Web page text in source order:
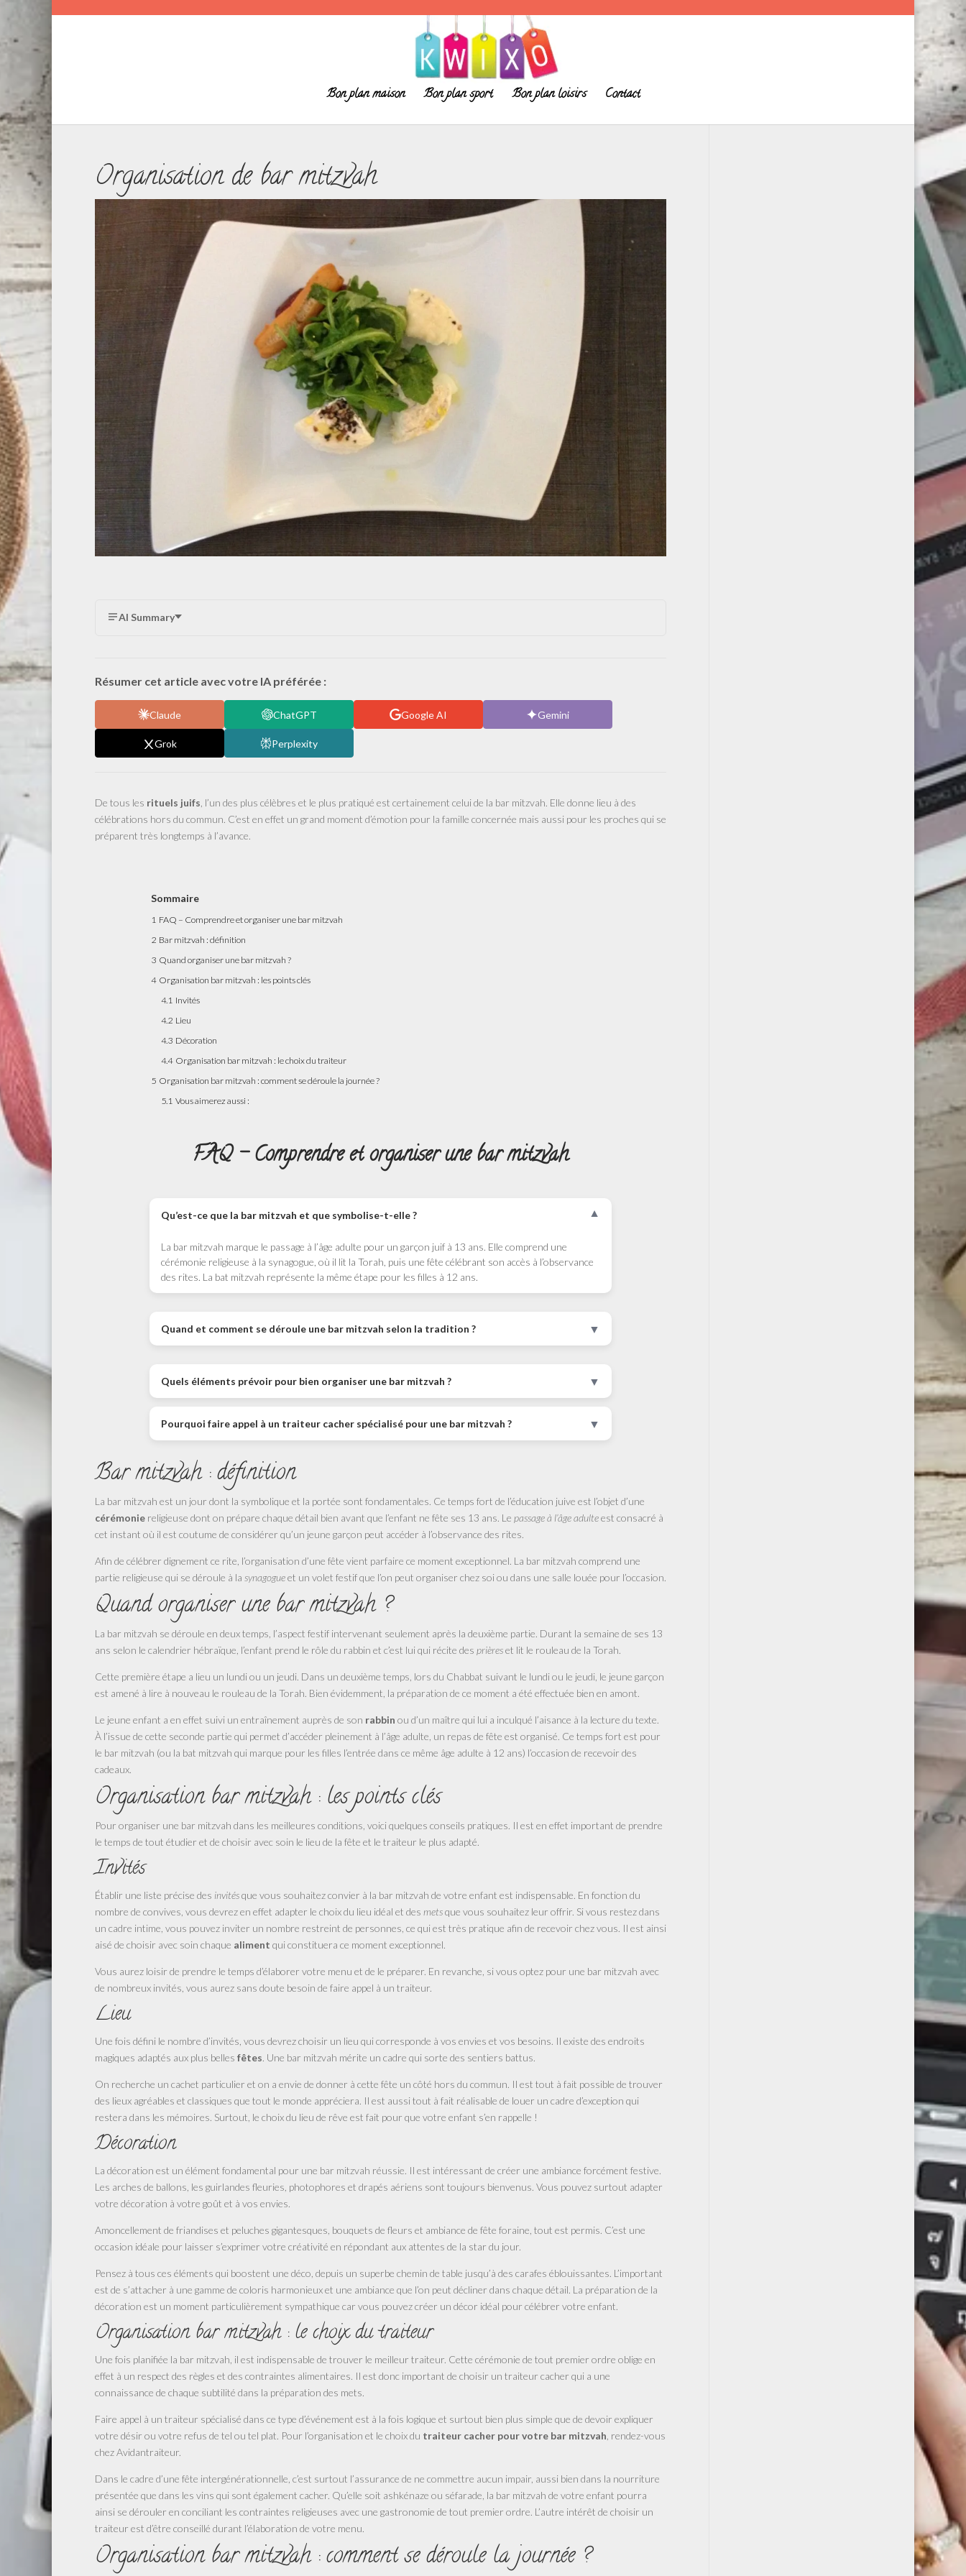
Bon plan maison Bon plan sport Bon plan loisirs Contact
Organisation de bar mitzvah
AI Summary
Résumer cet article avec votre IA préférée :
Claude ChatGPT Google AI Gemini
Grok Perplexity
De tous les rituels juifs, l’un des plus célèbres et le plus pratiqué est certainement celui de la bar mitzvah. Elle donne lieu à des
célébrations hors du commun. C’est en effet un grand moment d’émotion pour la famille concernée mais aussi pour les proches qui se
préparent très longtemps à l’avance.
Sommaire
1 FAQ – Comprendre et organiser une bar mitzvah
2 Bar mitzvah : définition
3 Quand organiser une bar mitzvah ?
4 Organisation bar mitzvah : les points clés
4.1 Invités
4.2 Lieu
4.3 Décoration
4.4 Organisation bar mitzvah : le choix du traiteur
5 Organisation bar mitzvah : comment se déroule la journée ?
5.1 Vous aimerez aussi :
FAQ – Comprendre et organiser une bar mitzvah
Qu’est-ce que la bar mitzvah et que symbolise-t-elle ? ▼
La bar mitzvah marque le passage à l’âge adulte pour un garçon juif à 13 ans. Elle comprend une
cérémonie religieuse à la synagogue, où il lit la Torah, puis une fête célébrant son accès à l’observance
des rites. La bat mitzvah représente la même étape pour les filles à 12 ans.
Quand et comment se déroule une bar mitzvah selon la tradition ? ▼
Quels éléments prévoir pour bien organiser une bar mitzvah ? ▼
Pourquoi faire appel à un traiteur cacher spécialisé pour une bar mitzvah ? ▼
Bar mitzvah : définition
La bar mitzvah est un jour dont la symbolique et la portée sont fondamentales. Ce temps fort de l’éducation juive est l’objet d’une
cérémonie religieuse dont on prépare chaque détail bien avant que l’enfant ne fête ses 13 ans. Le passage à l’âge adulteest consacré à
cet instant où il est coutume de considérer qu’un jeune garçon peut accéder à l’observance des rites.
Afin de célébrer dignement ce rite, l’organisation d’une fête vient parfaire ce moment exceptionnel. La bar mitzvah comprend une
partie religieuse qui se déroule à la synagogueet un volet festif que l’on peut organiser chez soi ou dans une salle louée pour l’occasion.
Quand organiser une bar mitzvah ?
La bar mitzvah se déroule en deux temps, l’aspect festif intervenant seulement après la deuxième partie. Durant la semaine de ses 13
ans selon le calendrier hébraïque, l’enfant prend le rôle du rabbin et c’est lui qui récite des prièreset lit le rouleau de la Torah.
Cette première étape a lieu un lundi ou un jeudi. Dans un deuxième temps, lors du Chabbat suivant le lundi ou le jeudi, le jeune garçon
est amené à lire à nouveau le rouleau de la Torah. Bien évidemment, la préparation de ce moment a été effectuée bien en amont.
Le jeune enfant a en effet suivi un entraînement auprès de son rabbin ou d’un maître qui lui a inculqué l’aisance à la lecture du texte.
À l’issue de cette seconde partie qui permet d’accéder pleinement à l’âge adulte, un repas de fête est organisé. Ce temps fort est pour
le bar mitzvah (ou la bat mitzvah qui marque pour les filles l’entrée dans ce même âge adulte à 12 ans) l’occasion de recevoir des
cadeaux.
Organisation bar mitzvah : les points clés
Pour organiser une bar mitzvah dans les meilleures conditions, voici quelques conseils pratiques. Il est en effet important de prendre
le temps de tout étudier et de choisir avec soin le lieu de la fête et le traiteur le plus adapté.
Invités
Établir une liste précise des invitésque vous souhaitez convier à la bar mitzvah de votre enfant est indispensable. En fonction du
nombre de convives, vous devrez en effet adapter le choix du lieu idéal et des metsque vous souhaitez leur offrir. Si vous restez dans
un cadre intime, vous pouvez inviter un nombre restreint de personnes, ce qui est très pratique afin de recevoir chez vous. Il est ainsi
aisé de choisir avec soin chaque aliment qui constituera ce moment exceptionnel.
Vous aurez loisir de prendre le temps d’élaborer votre menu et de le préparer. En revanche, si vous optez pour une bar mitzvah avec
de nombreux invités, vous aurez sans doute besoin de faire appel à un traiteur.
Lieu
Une fois défini le nombre d’invités, vous devrez choisir un lieu qui corresponde à vos envies et vos besoins. Il existe des endroits
magiques adaptés aux plus belles fêtes. Une bar mitzvah mérite un cadre qui sorte des sentiers battus.
On recherche un cachet particulier et on a envie de donner à cette fête un côté hors du commun. Il est tout à fait possible de trouver
des lieux agréables et classiques que tout le monde appréciera. Il est aussi tout à fait réalisable de louer un cadre d’exception qui
restera dans les mémoires. Surtout, le choix du lieu de rêve est fait pour que votre enfant s’en rappelle !
Décoration
La décoration est un élément fondamental pour une bar mitzvah réussie. Il est intéressant de créer une ambiance forcément festive.
Les arches de ballons, les guirlandes fleuries, photophores et drapés aériens sont toujours bienvenus. Vous pouvez surtout adapter
votre décoration à votre goût et à vos envies.
Amoncellement de friandises et peluches gigantesques, bouquets de fleurs et ambiance de fête foraine, tout est permis. C’est une
occasion idéale pour laisser s’exprimer votre créativité en répondant aux attentes de la star du jour.
Pensez à tous ces éléments qui boostent une déco, depuis un superbe chemin de table jusqu’à des carafes éblouissantes. L’important
est de s’attacher à une gamme de coloris harmonieux et une ambiance que l’on peut décliner dans chaque détail. La préparation de la
décoration est un moment particulièrement sympathique car vous pouvez créer un décor idéal pour célébrer votre enfant.
Organisation bar mitzvah : le choix du traiteur
Une fois planifiée la bar mitzvah, il est indispensable de trouver le meilleur traiteur. Cette cérémonie de tout premier ordre oblige en
effet à un respect des règles et des contraintes alimentaires. Il est donc important de choisir un traiteur cacher qui a une
connaissance de chaque subtilité dans la préparation des mets.
Faire appel à un traiteur spécialisé dans ce type d’événement est à la fois logique et surtout bien plus simple que de devoir expliquer
votre désir ou votre refus de tel ou tel plat. Pour l’organisation et le choix du traiteur cacher pour votre bar mitzvah, rendez-vous
chez Avidantraiteur.
Dans le cadre d’une fête intergénérationnelle, c’est surtout l’assurance de ne commettre aucun impair, aussi bien dans la nourriture
présentée que dans les vins qui sont également cacher. Qu’elle soit ashkénaze ou séfarade, la bar mitzvah de votre enfant pourra
ainsi se dérouler en conciliant les contraintes religieuses avec une gastronomie de tout premier ordre. L’autre intérêt de choisir un
traiteur est d’être conseillé durant l’élaboration de votre menu.
Organisation bar mitzvah : comment se déroule la journée ?